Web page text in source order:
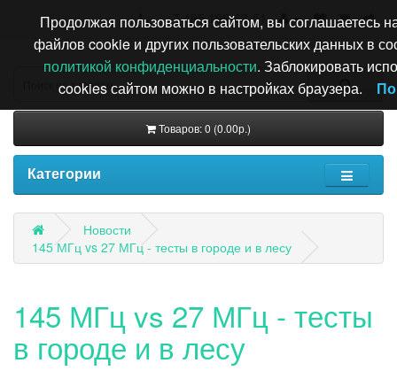
+7 495 196-63-51
Товаров: 0 (0.00р.)
Категории
Новости
145 МГц vs 27 МГц - тесты в городе и в лесу
145 МГц vs 27 МГц - тесты
в городе и в лесу
Продолжая пользоваться сайтом, вы соглашаетесь
файлов cookie и других пользовательских данных в
политикой конфиденциальности. Заблокировать
cookies сайтом можно в настройках браузера.